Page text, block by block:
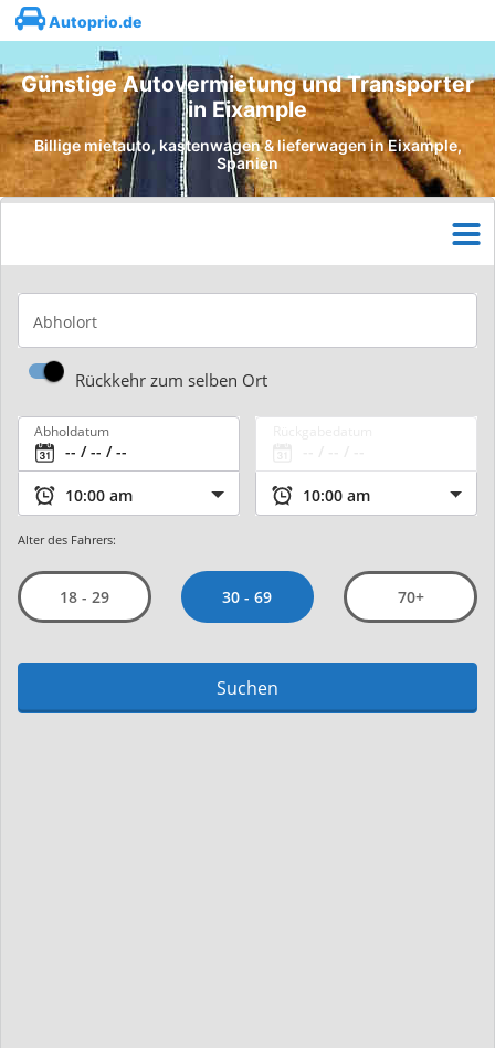
Autoprio.de
Günstige Autovermietung und Transporter
in Eixample
Billige mietauto, kastenwagen & lieferwagen in Eixample,
Spanien
Abholort
Rückkehr zum selben Ort
Abholdatum
Alter des Fahrers:
18 - 29 30 - 69 70+
Suchen